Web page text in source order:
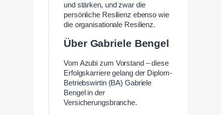
und stärken, und zwar die
persönliche Resilienz ebenso wie
die organisationale Resilienz.
Über Gabriele Bengel
Vom Azubi zum Vorstand – diese
Erfolgskarriere gelang der Diplom-
Betriebswirtin (BA) Gabriele
Bengel in der
Versicherungsbranche.